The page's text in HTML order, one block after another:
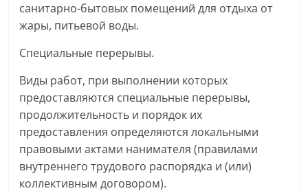
санитарно-бытовых помещений для отдыха от
жары, питьевой воды.
Специальные перерывы.
Виды работ, при выполнении которых
предоставляются специальные перерывы,
продолжительность и порядок их
предоставления определяются локальными
правовыми актами нанимателя (правилами
внутреннего трудового распорядка и (или)
коллективным договором).